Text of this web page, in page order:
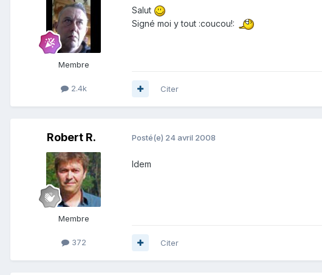
Membre
2.4k
Salut
Signé moi y tout :coucou!:
Citer
Robert R.
Membre
372
Posté(e) 24 avril 2008
Idem
Citer